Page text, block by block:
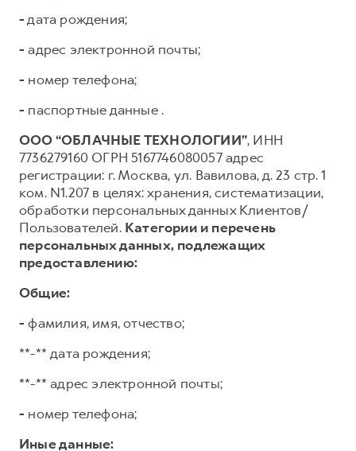
-дата рождения;
- адрес электронной почты;
- номер телефона;
- паспортные данные .
ООО “ОБЛАЧНЫЕ ТЕХНОЛОГИИ”, ИНН
7736279160 ОГРН 5167746080057 адрес
регистрации: г. Москва, ул. Вавилова, д. 23 стр. 1
ком. N1.207 в целях: хранения, систематизации,
обработки персональных данных Клиентов/
Пользователей. Категории и перечень
персональных данных, подлежащих
предоставлению:
Общие:
- фамилия, имя, отчество;
**-** дата рождения;
**-** адрес электронной почты;
- номер телефона;
Иные данные: